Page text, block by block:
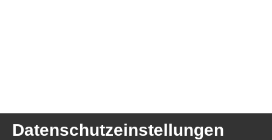
Datenschutzeinstellungen